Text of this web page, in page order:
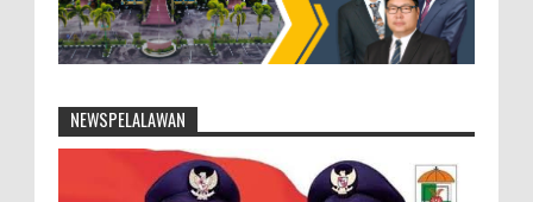
NEWSPELALAWAN